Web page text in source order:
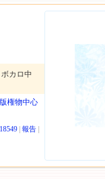
カロ中
権物中心
18549 報告